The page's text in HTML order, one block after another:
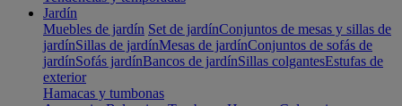
Jardín
Muebles de jardín Set de jardínConjuntos de mesas y sillas de
jardínSillas de jardínMesas de jardínConjuntos de sofás de
jardínSofás jardínBancos de jardínSillas colgantesEstufas de
exterior
Hamacas y tumbonas